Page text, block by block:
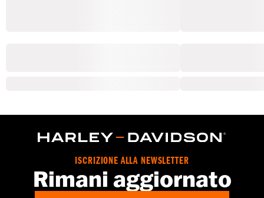
ISCRIZIONE ALLA NEWSLETTER
Rimani aggiornato